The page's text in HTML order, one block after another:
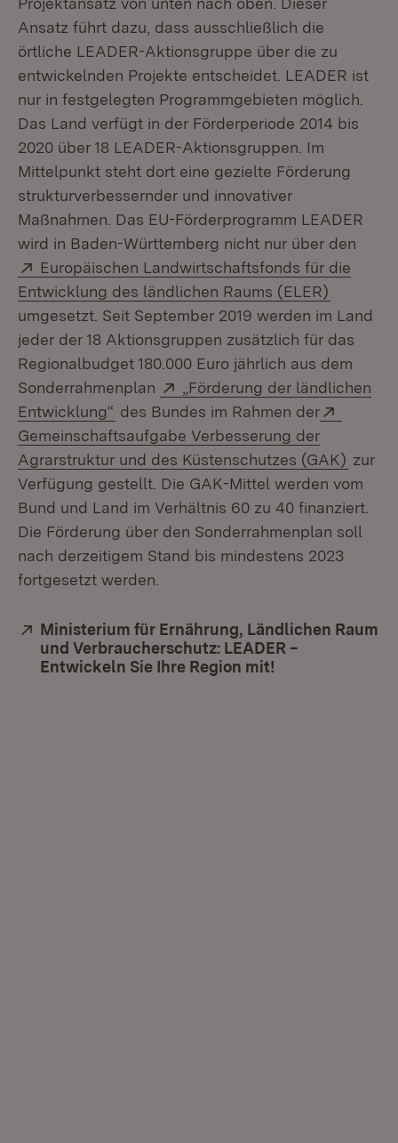
Ansatz führt dazu, dass ausschließlich die
örtliche LEADER-Aktionsgruppe über die zu
entwickelnden Projekte entscheidet. LEADER ist
nur in festgelegten Programmgebieten möglich.
Das Land verfügt in der Förderperiode 2014 bis
2020 über 18 LEADER-Aktionsgruppen. Im
Mittelpunkt steht dort eine gezielte Förderung
strukturverbessernder und innovativer
Maßnahmen. Das EU-Förderprogramm LEADER
wird in Baden-Württemberg nicht nur über den
Extern:
Europäischen Landwirtschaftsfonds für die
Entwicklung des ländlichen Raums (ELER)
umgesetzt. Seit September 2019 werden im Land
jeder der 18 Aktionsgruppen zusätzlich für das
Regionalbudget 180.000 Euro jährlich aus dem
Sonderrahmenplan
Extern:
„Förderung der ländlichen
Entwicklung“ (Öffnet in neuem Fenster)
des Bundes im Rahmen der
Gemeinschaftsaufgabe Verbesserung der
Agrarstruktur und des Küstenschutzes (GAK) zur
Verfügung gestellt. Die GAK-Mittel werden vom
Bund und Land im Verhältnis 60 zu 40 finanziert.
Die Förderung über den Sonderrahmenplan soll
nach derzeitigem Stand bis mindestens 2023
fortgesetzt werden.
Extern:
Ministerium für Ernährung, Ländlichen Raum
und Verbraucherschutz: LEADER –
Entwickeln Sie Ihre Region mit!